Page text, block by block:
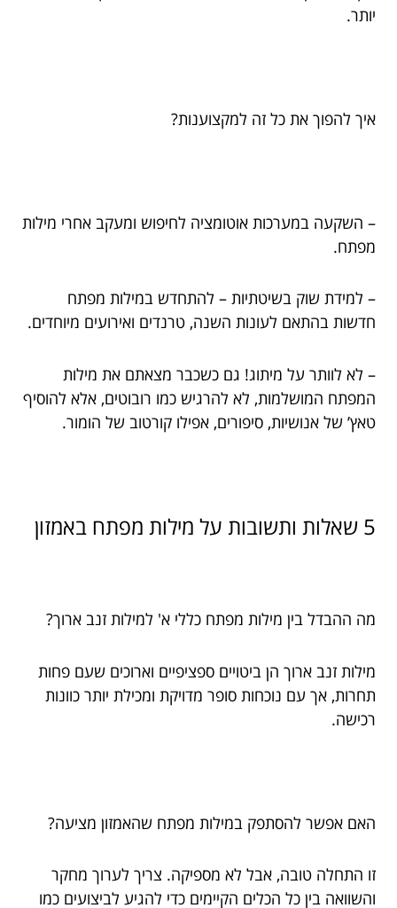
יותר.
איך להפוך את כל זה למקצוענות?
– השקעה במערכות אוטומציה לחיפוש ומעקב אחרי מילות
מפתח.
– למידת שוק בשיטתיות – להתחדש במילות מפתח
חדשות בהתאם לעונות השנה, טרנדים ואירועים מיוחדים.
– לא לוותר על מיתוג! גם כשכבר מצאתם את מילות
המפתח המושלמות, לא להרגיש כמו רובוטים, אלא להוסיף
טאץ’ של אנושיות, סיפורים, אפילו קורטוב של הומור.
5 שאלות ותשובות על מילות מפתח באמזון
מה ההבדל בין מילות מפתח כללי א' למילות זנב ארוך?
מילות זנב ארוך הן ביטויים ספציפיים וארוכים שעם פחות
תחרות, אך עם נוכחות סופר מדויקת ומכילת יותר כוונות
רכישה.
האם אפשר להסתפק במילות מפתח שהאמזון מציעה?
זו התחלה טובה, אבל לא מספיקה. צריך לערוך מחקר
והשוואה בין כל הכלים הקיימים כדי להגיע לביצועים כמו